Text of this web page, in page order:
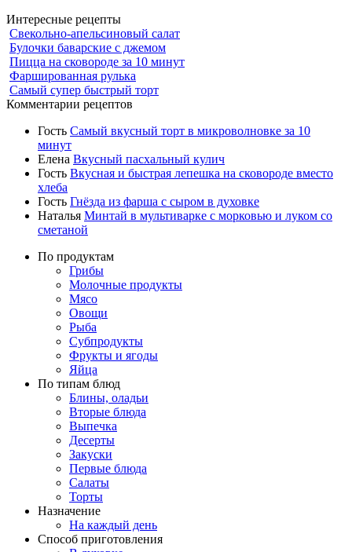
Интересные рецепты
Свекольно-апельсиновый салат
Булочки баварские с джемом
Пицца на сковороде за 10 минут
Фаршированная рулька
Самый супер быстрый торт
Комментарии рецептов
Гость Самый вкусный торт в микроволновке за 10
минут
Елена Вкусный пасхальный кулич
Гость Вкусная и быстрая лепешка на сковороде вместо
хлеба
Гость Гнёзда из фарша с сыром в духовке
Наталья Минтай в мультиварке с морковью и луком со
сметаной
По продуктам
Грибы
Молочные продукты
Мясо
Овощи
Рыба
Субпродукты
Фрукты и ягоды
Яйца
По типам блюд
Блины, оладьи
Вторые блюда
Выпечка
Десерты
Закуски
Первые блюда
Салаты
Торты
Назначение
На каждый день
Способ приготовления